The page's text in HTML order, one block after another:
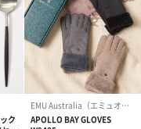
ージカ
）ピ
【誕生日】
Birthday ホワ
刷なし）（